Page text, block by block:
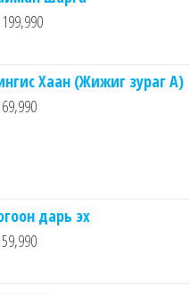
199,990
Хаан (Жижиг зураг А)
69,990
дарь эх
59,990